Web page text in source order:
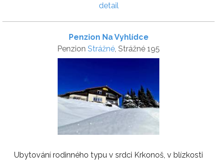
detail
Penzion Na Vyhlídce
Penzion Strážné , Strážné 195
Ubytování rodinného typu v srdci Krkonoš, v blízkosti